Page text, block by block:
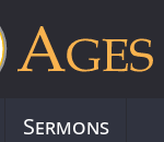
Sermons